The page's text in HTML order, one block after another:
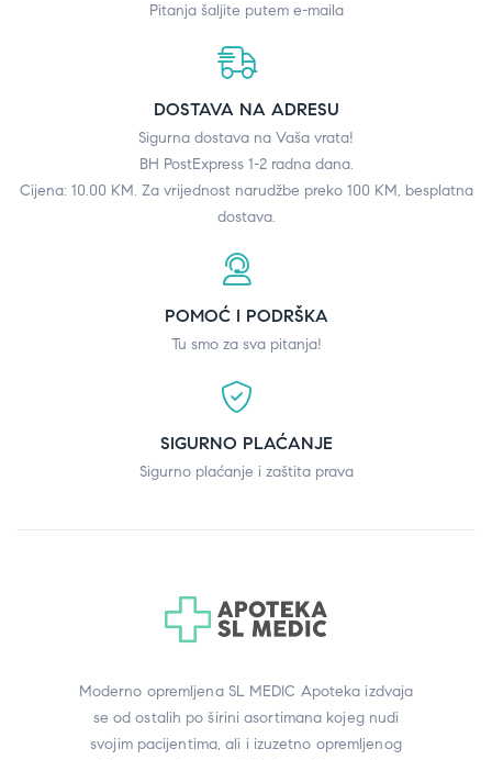
Pitanja šaljite putem e-maila
DOSTAVA NA ADRESU
Sigurna dostava na Vaša vrata!
BH PostExpress 1-2 radna dana.
Cijena: 10.00 KM. Za vrijednost narudžbe preko 100 KM, besplatna
dostava.
POMOĆ I PODRŠKA
Tu smo za sva pitanja!
SIGURNO PLAĆANJE
Sigurno plaćanje i zaštita prava
Moderno opremljena SL MEDIC Apoteka izdvaja
se od ostalih po širini asortimana kojeg nudi
svojim pacijentima, ali i izuzetno opremljenog